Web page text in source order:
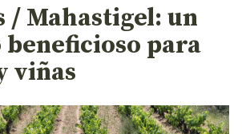
/ Mahastigel: un
para
viñas